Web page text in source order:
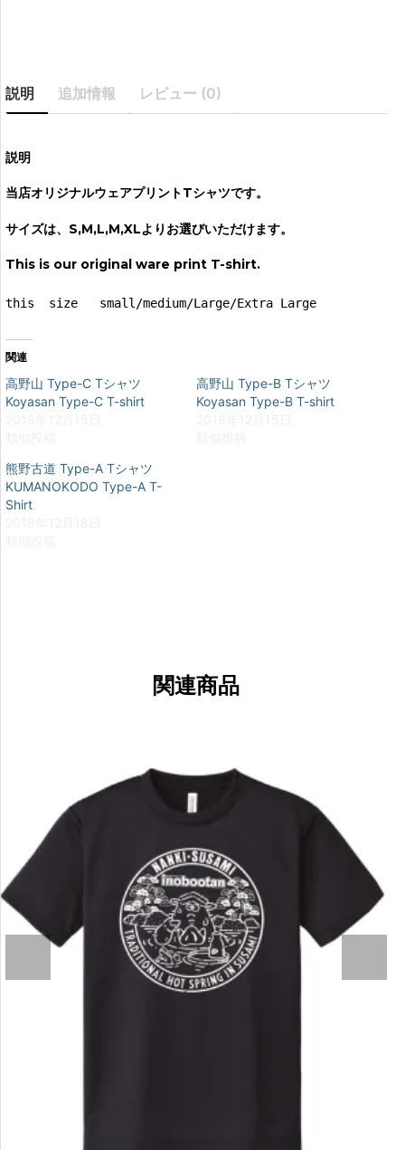
説明 追加情報 レビュー (0)
説明
当店オリジナルウェアプリントTシャツです。
サイズは、S,M,L,M,XLよりお選びいただけます。
This is our original ware print T-shirt.
this  size   small/medium/Large/Extra Large
関連
高野山 Type-C Tシャツ
Koyasan Type-C T-shirt
高野山 Type-B Tシャツ
Koyasan Type-B T-shirt
熊野古道 Type-A Tシャツ
KUMANOKODO Type-A T-
Shirt
関連商品
COM